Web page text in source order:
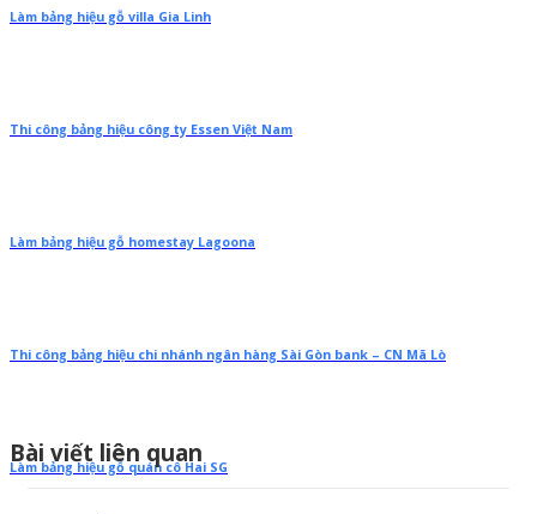
Làm bảng hiệu gỗ villa Gia Linh
Thi công bảng hiệu công ty Essen Việt Nam
Làm bảng hiệu gỗ homestay Lagoona
Thi công bảng hiệu chi nhánh ngân hàng Sài Gòn bank – CN Mã Lò
Làm bảng hiệu gỗ quán cô Hai SG
Bài viết liên quan